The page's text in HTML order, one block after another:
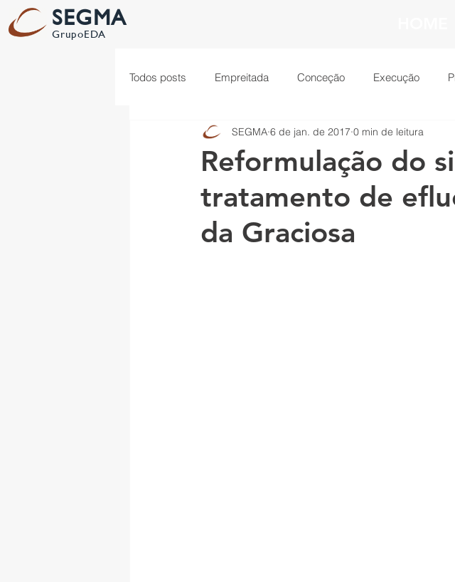
SEGMA
GrupoEDA
Todos posts Empreitada Conceção Execução
Automação Produção Infraestruturas Elétricas
Mobilidade Elétrica
Reformulação do
tratamento de
da Graciosa
SEGMA 6 de jan. de 2017 0 min de leitura